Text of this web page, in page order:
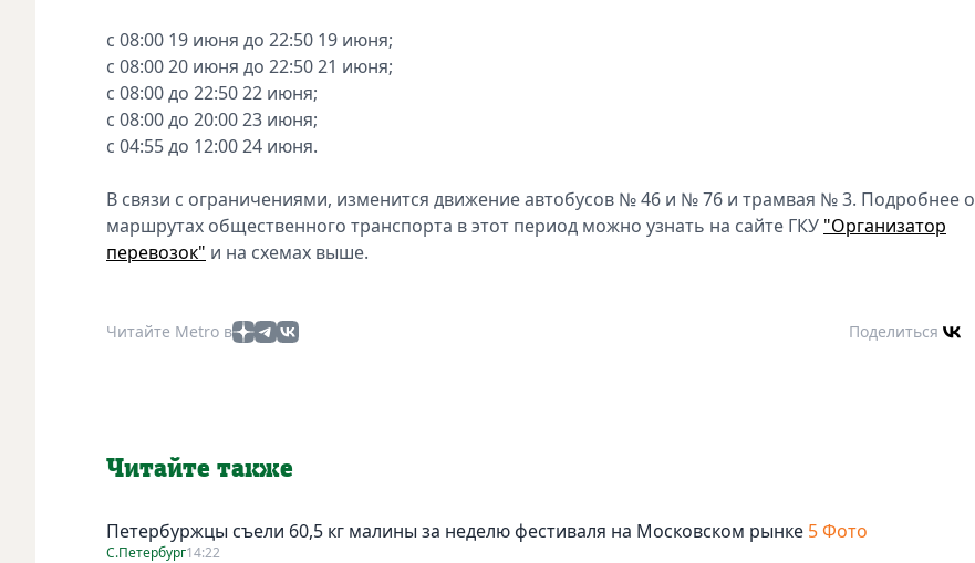
с 08:00 19 июня до 22:50 19 июня;
с 08:00 20 июня до 22:50 21 июня;
с 08:00 до 22:50 22 июня;
с 08:00 до 20:00 23 июня;
с 04:55 до 12:00 24 июня.
В связи с ограничениями, изменится движение автобусов № 46 и № 76 и трамвая № 3. Подробнее о
маршрутах общественного транспорта в этот период можно узнать на сайте ГКУ "Организатор
перевозок" и на схемах выше.
Читайте Metro в Поделиться
Читайте также
Петербуржцы съели 60,5 кг малины за неделю фестиваля на Московском рынке 5 Фото
С.Петербург14:22